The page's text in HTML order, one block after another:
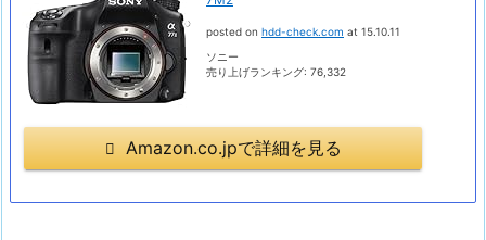
posted on hdd-check.com at 15.10.11
ソニー
売り上げランキング: 76,332
Amazon.co.jpで詳細を見る